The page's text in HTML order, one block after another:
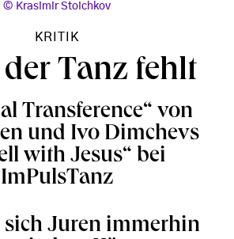
Krasimir Stoichkov
KRITIK
der Tanz fehlt
Transference“ von
und Ivo Dimchevs
with Jesus“ bei
ImPulsTanz
sich Juren immerhin